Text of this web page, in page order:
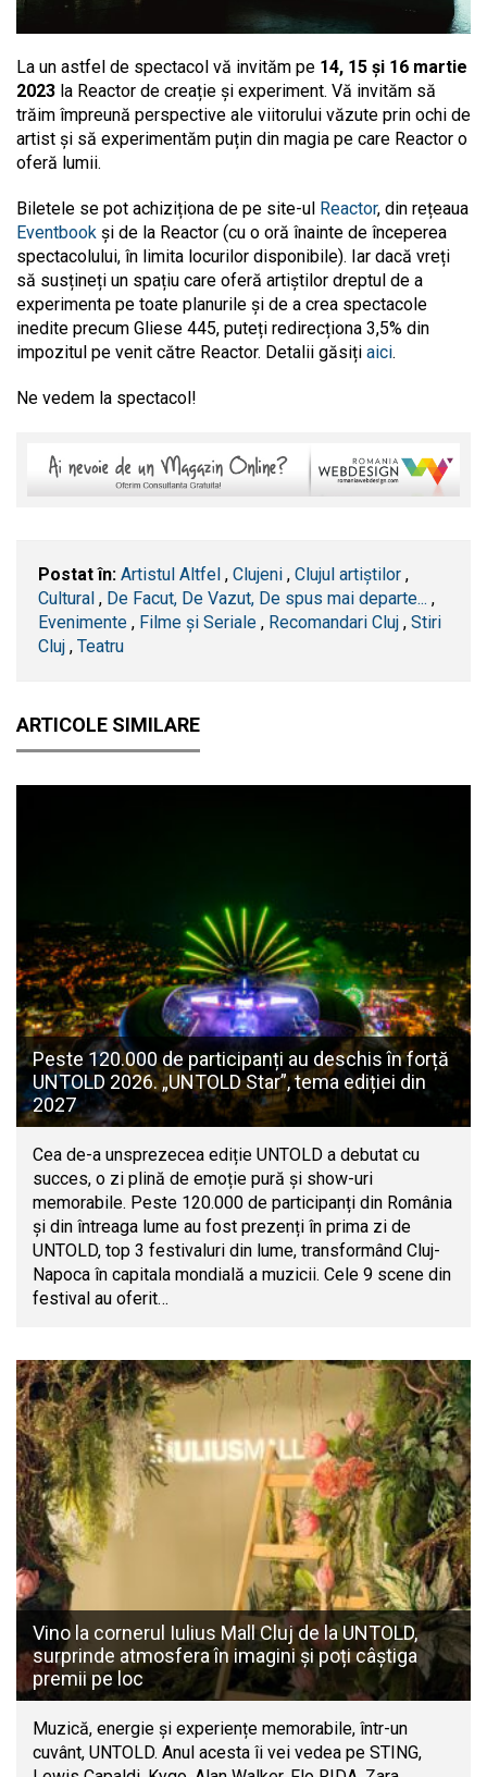
La un astfel de spectacol vă invităm pe 14, 15 și 16 martie
2023 la Reactor de creație și experiment. Vă invităm să
trăim împreună perspective ale viitorului văzute prin ochi de
artist și să experimentăm puțin din magia pe care Reactor o
oferă lumii.
Biletele se pot achiziționa de pe site-ul Reactor, din rețeaua
Eventbook și de la Reactor (cu o oră înainte de începerea
spectacolului, în limita locurilor disponibile). Iar dacă vreți
să susțineți un spațiu care oferă artiștilor dreptul de a
experimenta pe toate planurile și de a crea spectacole
inedite precum Gliese 445, puteți redirecționa 3,5% din
impozitul pe venit către Reactor. Detalii găsiți aici.
Ne vedem la spectacol!
Postat în: Artistul Altfel , Clujeni , Clujul artiștilor ,
Cultural , De Facut, De Vazut, De spus mai departe... ,
Evenimente , Filme și Seriale , Recomandari Cluj , Stiri
Cluj , Teatru
ARTICOLE SIMILARE
Peste 120.000 de participanți au deschis în forță
UNTOLD 2026. „UNTOLD Star”, tema ediției din
2027
Cea de-a unsprezecea ediție UNTOLD a debutat cu
succes, o zi plină de emoție pură și show-uri
memorabile. Peste 120.000 de participanți din România
și din întreaga lume au fost prezenți în prima zi de
UNTOLD, top 3 festivaluri din lume, transformând Cluj-
Napoca în capitala mondială a muzicii. Cele 9 scene din
festival au oferit…
Vino la cornerul Iulius Mall Cluj de la UNTOLD,
surprinde atmosfera în imagini și poți câștiga
premii pe loc
Muzică, energie și experiențe memorabile, într-un
cuvânt, UNTOLD. Anul acesta îi vei vedea pe STING,